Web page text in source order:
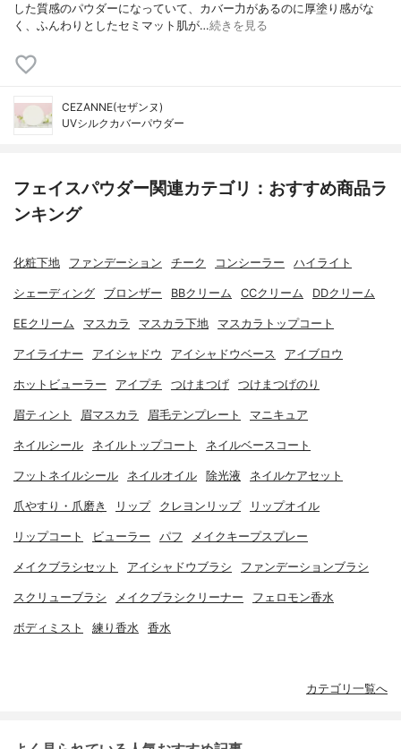
した質感のパウダーになっていて、カバー力があるのに厚塗り感がな
く、ふんわりとしたセミマット肌が…続きを見る
CEZANNE(セザンヌ)
UVシルクカバーパウダー
フェイスパウダー関連カテゴリ：おすすめ商品ラ
ンキング
化粧下地 ファンデーション チーク コンシーラー ハイライト
シェーディング ブロンザー BBクリーム CCクリーム DDクリーム
EEクリーム マスカラ マスカラ下地 マスカラトップコート
アイライナー アイシャドウ アイシャドウベース アイブロウ
ホットビューラー アイプチ つけまつげ つけまつげのり
眉ティント 眉マスカラ 眉毛テンプレート マニキュア
ネイルシール ネイルトップコート ネイルベースコート
フットネイルシール ネイルオイル 除光液 ネイルケアセット
爪やすり・爪磨き リップ クレヨンリップ リップオイル
リップコート ビューラー パフ メイクキープスプレー
メイクブラシセット アイシャドウブラシ ファンデーションブラシ
スクリューブラシ メイクブラシクリーナー フェロモン香水
ボディミスト 練り香水 香水
カテゴリ一覧へ